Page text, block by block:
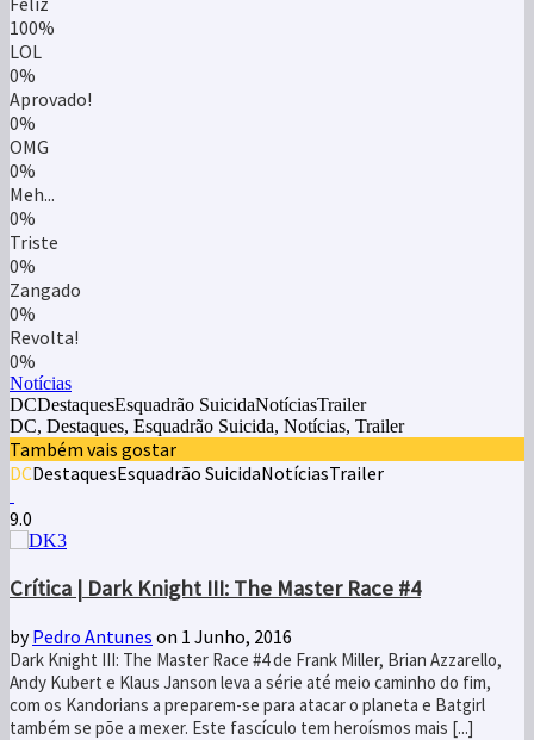
100%
LOL
0%
Aprovado!
0%
OMG
0%
Meh...
0%
Triste
0%
Zangado
0%
Revolta!
0%
Notícias
DCDestaquesEsquadrão SuicidaNotíciasTrailer
DC, Destaques, Esquadrão Suicida, Notícias, Trailer
Também vais gostar
DCDestaquesEsquadrão SuicidaNotíciasTrailer
9.0
Crítica | Dark Knight III: The Master Race #4
byPedro Antunes on 1 Junho, 2016
Dark Knight III: The Master Race #4 de Frank Miller, Brian Azzarello,
Andy Kubert e Klaus Janson leva a série até meio caminho do fim,
com os Kandorians a preparem-se para atacar o planeta e Batgirl
também se põe a mexer. Este fascículo tem heroísmos mais [...]